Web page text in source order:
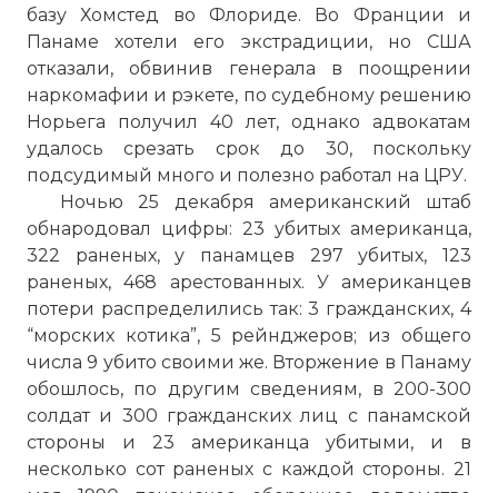
базу Хомстед во Флориде. Во Франции и
Панаме хотели его экстрадиции, но США
отказали, обвинив генерала в поощрении
наркомафии и рэкете, по судебному решению
Норьега получил 40 лет, однако адвокатам
удалось срезать срок до 30, поскольку
подсудимый много и полезно работал на ЦРУ.
Ночью 25 декабря американский штаб
обнародовал цифры: 23 убитых американца,
322 раненых, у панамцев 297 убитых, 123
раненых, 468 арестованных. У американцев
потери распределились так: 3 гражданских, 4
“морских котика”, 5 рейнджеров; из общего
числа 9 убито своими же. Вторжение в Панаму
обошлось, по другим сведениям, в 200-300
солдат и 300 гражданских лиц с панамской
стороны и 23 американца убитыми, и в
несколько сот раненых с каждой стороны. 21